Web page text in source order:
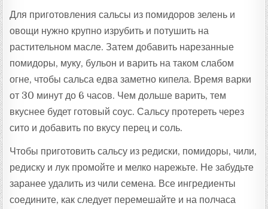
Для приготовления сальсы из помидоров зелень и
овощи нужно крупно изрубить и потушить на
растительном масле. Затем добавить нарезанные
помидоры, муку, бульон и варить на таком слабом
огне, чтобы сальса едва заметно кипела. Время варки
от 30 минут до 6 часов. Чем дольше варить, тем
вкуснее будет готовый соус. Сальсу протереть через
сито и добавить по вкусу перец и соль.
Чтобы приготовить сальсу из редиски, помидоры, чили,
редиску и лук промойте и мелко нарежьте. Не забудьте
заранее удалить из чили семена. Все ингредиенты
соедините, как следует перемешайте и на полчаса